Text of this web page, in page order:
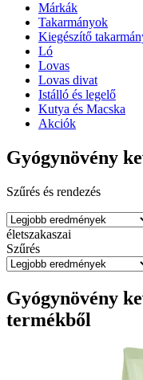
Márkák
Takarmányok
Kiegészítő
Ló
Lovas
Lovas divat
Istálló és legelő
Kutya és Macska
Akciók
Gyógynövény
Szűrés és rendezés
életszakaszai
Szűrés
Gyógynövény
termékből